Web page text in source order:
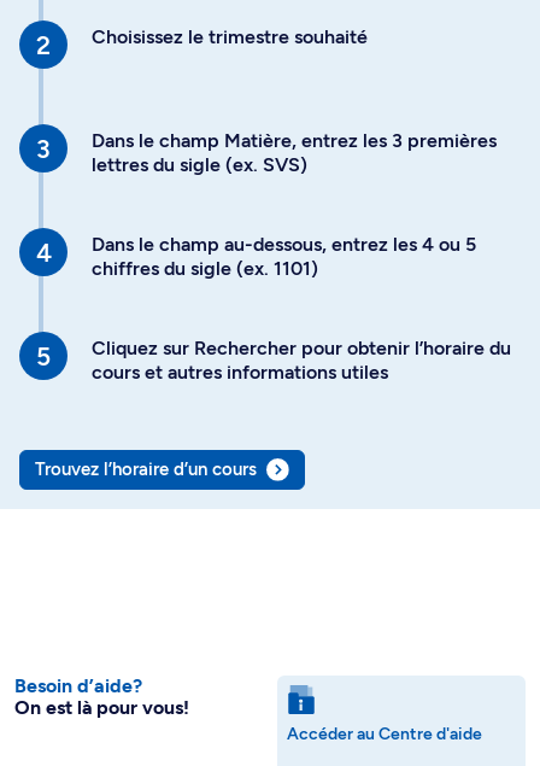
Choisissez le trimestre souhaité
Dans le champ Matière, entrez les 3 premières
lettres du sigle (ex. SVS)
Dans le champ au-dessous, entrez les 4 ou 5
chiffres du sigle (ex. 1101)
Cliquez sur Rechercher pour obtenir l’horaire du
cours et autres informations utiles
Trouvez l’horaire d’un cours
Besoin d’aide?
On est là pour vous!
Accéder au Centre d'aide